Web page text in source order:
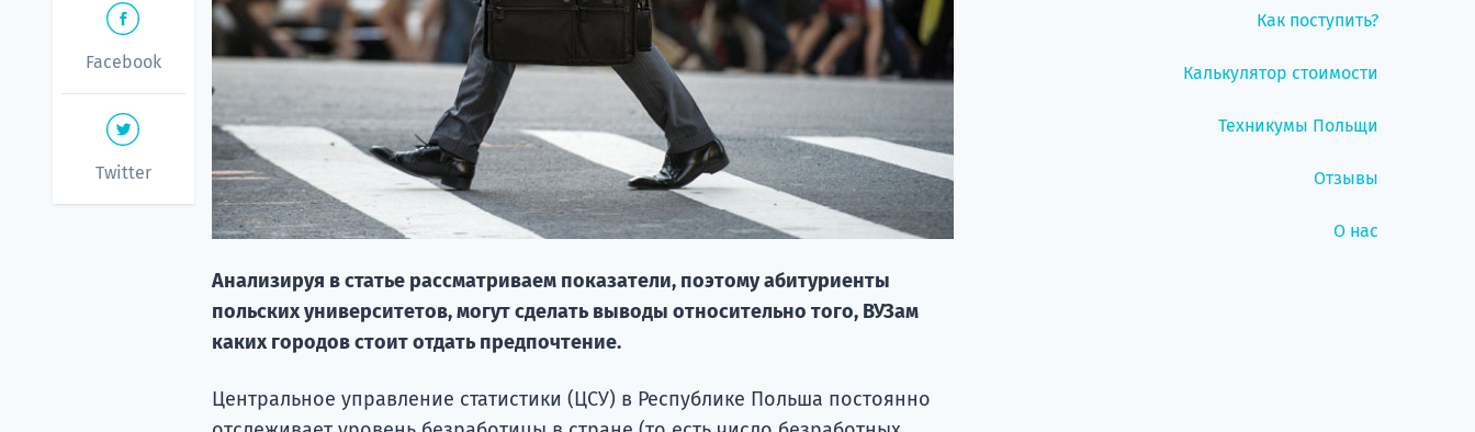
Facebook
Twitter
Анализируя в статье рассматриваем показатели, поэтому абитуриенты
польских университетов, могут сделать выводы относительно того, ВУЗам
каких городов стоит отдать предпочтение.
Центральное управление статистики (ЦСУ) в Республике Польша постоянно
Как поступить?
Калькулятор стоимости
Техникумы Польщи
Отзывы
О нас